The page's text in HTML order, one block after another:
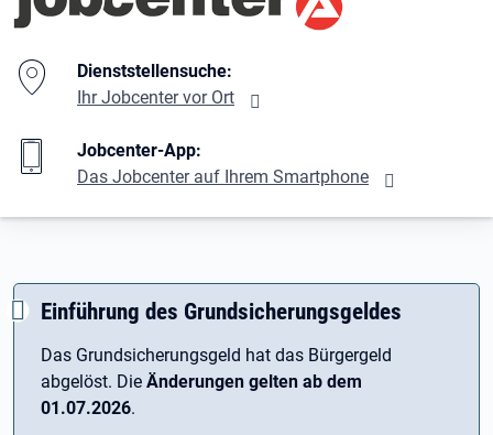
Dienststellensuche:
Ihr Jobcenter vor Ort
Jobcenter-App:
Das Jobcenter auf Ihrem Smartphone
Einführung des Grundsicherungsgeldes
Das Grundsicherungsgeld hat das Bürgergeld
abgelöst. Die Änderungen gelten ab dem
01.07.2026.